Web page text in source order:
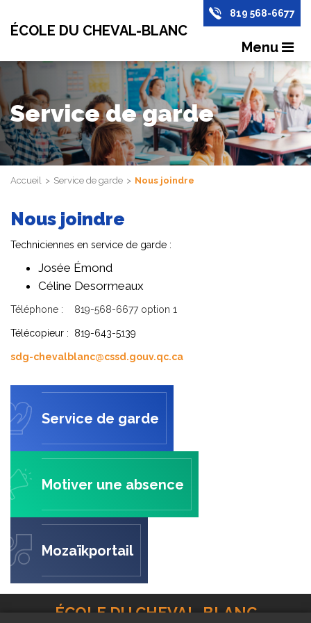
ÉCOLE DU CHEVAL-BLANC
819 568-6677
Menu
Service de garde
Accueil Service de garde Nous joindre
Nous joindre
Techniciennes en service de garde :
Josée Émond
Céline Desormeaux
Téléphone : 819-568-6677 option 1
Télécopieur : 819-643-5139
sdg-chevalblanc@cssd.gouv.qc.ca
Service de garde
Motiver une absence
Mozaïkportail
ÉCOLE DU CHEVAL-BLANC